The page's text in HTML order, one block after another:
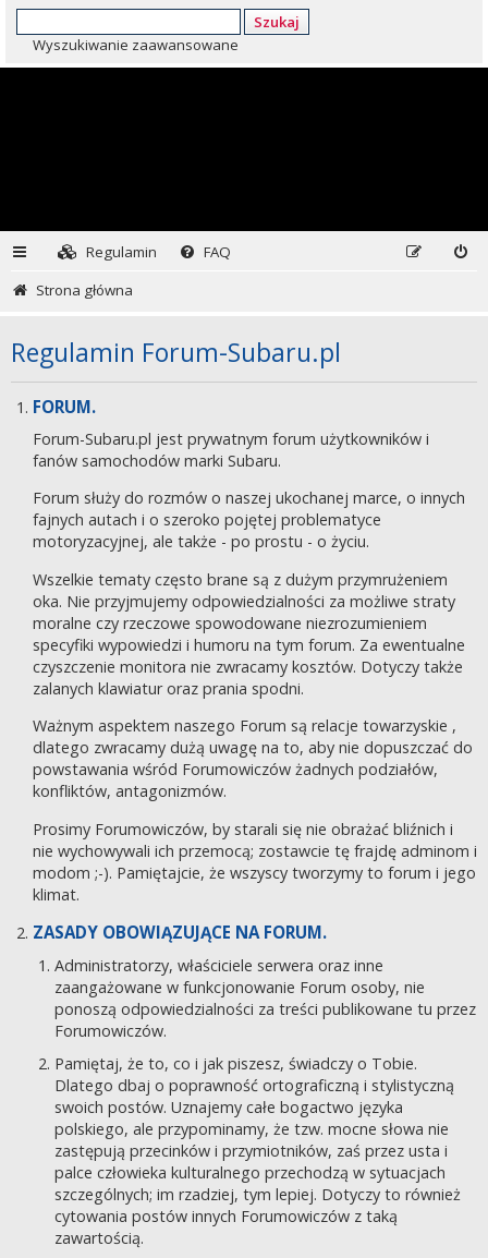
Szukaj
Wyszukiwanie zaawansowane
Regulamin
FAQ
Strona główna
Regulamin Forum-Subaru.pl
FORUM.
Forum-Subaru.pl jest prywatnym forum użytkowników i
fanów samochodów marki Subaru.
Forum służy do rozmów o naszej ukochanej marce, o innych
fajnych autach i o szeroko pojętej problematyce
motoryzacyjnej, ale także - po prostu - o życiu.
Wszelkie tematy często brane są z dużym przymrużeniem
oka. Nie przyjmujemy odpowiedzialności za możliwe straty
moralne czy rzeczowe spowodowane niezrozumieniem
specyfiki wypowiedzi i humoru na tym forum. Za ewentualne
czyszczenie monitora nie zwracamy kosztów. Dotyczy także
zalanych klawiatur oraz prania spodni.
Ważnym aspektem naszego Forum są relacje towarzyskie ,
dlatego zwracamy dużą uwagę na to, aby nie dopuszczać do
powstawania wśród Forumowiczów żadnych podziałów,
konfliktów, antagonizmów.
Prosimy Forumowiczów, by starali się nie obrażać bliźnich i
nie wychowywali ich przemocą; zostawcie tę frajdę adminom i
modom ;-). Pamiętajcie, że wszyscy tworzymy to forum i jego
klimat.
ZASADY OBOWIĄZUJĄCE NA FORUM.
Administratorzy, właściciele serwera oraz inne
zaangażowane w funkcjonowanie Forum osoby, nie
ponoszą odpowiedzialności za treści publikowane tu przez
Forumowiczów.
Pamiętaj, że to, co i jak piszesz, świadczy o Tobie.
Dlatego dbaj o poprawność ortograficzną i stylistyczną
swoich postów. Uznajemy całe bogactwo języka
polskiego, ale przypominamy, że tzw. mocne słowa nie
zastępują przecinków i przymiotników, zaś przez usta i
palce człowieka kulturalnego przechodzą w sytuacjach
szczególnych; im rzadziej, tym lepiej. Dotyczy to również
cytowania postów innych Forumowiczów z taką
zawartością.